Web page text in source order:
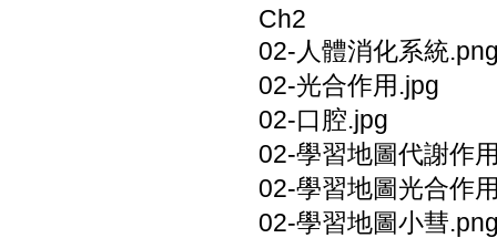
Ch2
02-人體消化系統
02-光合作用.jpg
02-口腔.jpg
02-學習地圖代謝作
02-學習地圖光合作
02-學習地圖小彗